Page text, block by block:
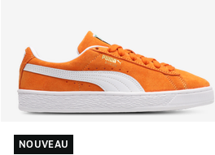
NOUVEAU
NOUVEAU